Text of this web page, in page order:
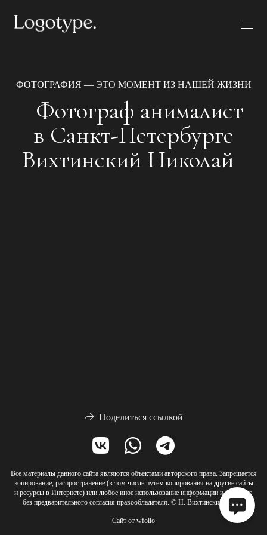
ФОТОГРАФИЯ — ЭТО МОМЕНТ ИЗ НАШЕЙ ЖИЗНИ
Фотограф анималист
в Санкт-Петербурге
Вихтинский Николай
Поделиться ссылкой
Все материалы данного сайта являются объектами авторского права. Запрещается
копирование, распространение (в том числе путем копирования на другие сайты
и ресурсы в Интернете) или любое иное использование информации и объектов
без предварительного согласия правообладателя. © Н. Вихтинский, 2023
Сайт от wfolio